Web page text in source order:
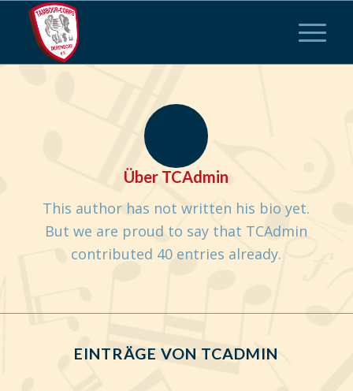
Über TCAdmin
This author has not written his bio yet.
But we are proud to say that TCAdmin
contributed 40 entries already.
EINTRÄGE VON TCADMIN